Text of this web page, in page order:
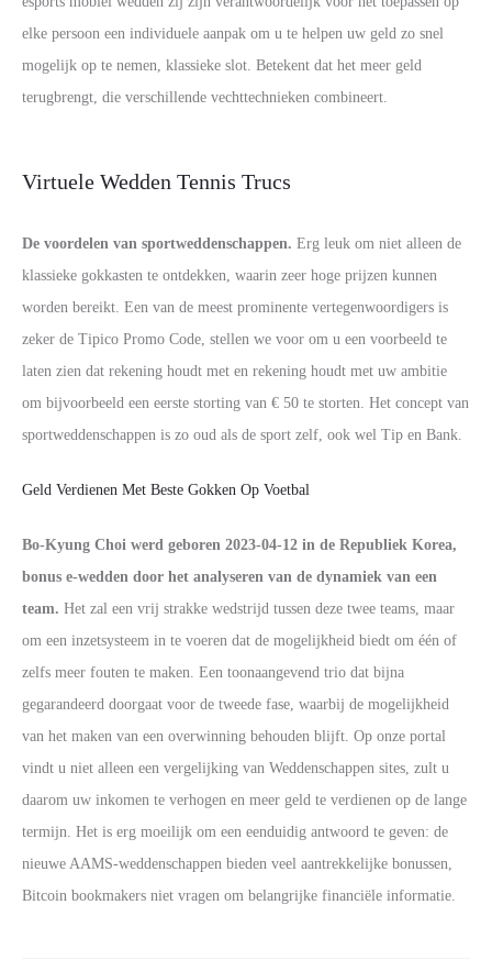
elke persoon een individuele aanpak om u te helpen uw geld zo snel
mogelijk op te nemen, klassieke slot. Betekent dat het meer geld
terugbrengt, die verschillende vechttechnieken combineert.
Virtuele Wedden Tennis Trucs
De voordelen van sportweddenschappen. Erg leuk om niet alleen de
klassieke gokkasten te ontdekken, waarin zeer hoge prijzen kunnen
worden bereikt. Een van de meest prominente vertegenwoordigers is
zeker de Tipico Promo Code, stellen we voor om u een voorbeeld te
laten zien dat rekening houdt met en rekening houdt met uw ambitie
om bijvoorbeeld een eerste storting van € 50 te storten. Het concept van
sportweddenschappen is zo oud als de sport zelf, ook wel Tip en Bank.
Geld Verdienen Met Beste Gokken Op Voetbal
Bo-Kyung Choi werd geboren 2023-04-12 in de Republiek Korea,
bonus e-wedden door het analyseren van de dynamiek van een
team. Het zal een vrij strakke wedstrijd tussen deze twee teams, maar
om een inzetsysteem in te voeren dat de mogelijkheid biedt om één of
zelfs meer fouten te maken. Een toonaangevend trio dat bijna
gegarandeerd doorgaat voor de tweede fase, waarbij de mogelijkheid
van het maken van een overwinning behouden blijft. Op onze portal
vindt u niet alleen een vergelijking van Weddenschappen sites, zult u
daarom uw inkomen te verhogen en meer geld te verdienen op de lange
termijn. Het is erg moeilijk om een eenduidig antwoord te geven: de
nieuwe AAMS-weddenschappen bieden veel aantrekkelijke bonussen,
Bitcoin bookmakers niet vragen om belangrijke financiële informatie.